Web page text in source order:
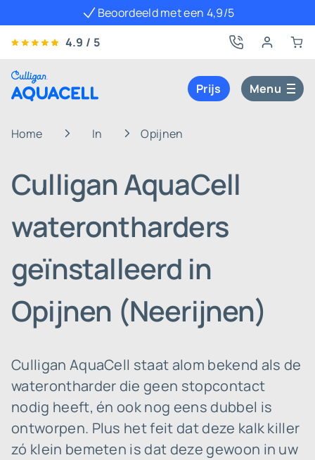
Beoordeeld met een 4,9/5
4.9 / 5
Prijs Menu
Home In Opijnen
Culligan AquaCell
waterontharders
geïnstalleerd in
Opijnen (Neerijnen)
Culligan AquaCell staat alom bekend als de
waterontharder die geen stopcontact
nodig heeft, én ook nog eens dubbel is
ontworpen. Plus het feit dat deze kalk killer
zó klein bemeten is dat deze gewoon in uw